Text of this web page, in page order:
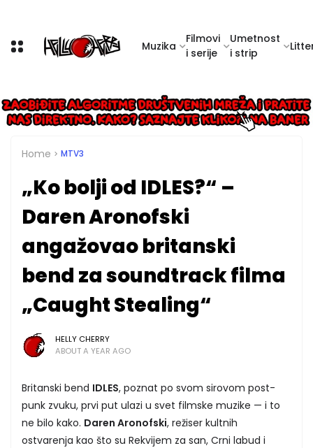
Muzika
Filmovi
i serije
Umetnost
i strip
Home MTV3
„Ko bolji od IDLES?“ –
Daren Aronofski
angažovao britanski
bend za soundtrack filma
„Caught Stealing“
HELLY CHERRY
ABOUT A YEAR AGO
Britanski bend IDLES, poznat po svom sirovom post-
punk zvuku, prvi put ulazi u svet filmske muzike — i to
ne bilo kako. Daren Aronofski, režiser kultnih
ostvarenja kao što su Rekvijem za san, Crni labud i